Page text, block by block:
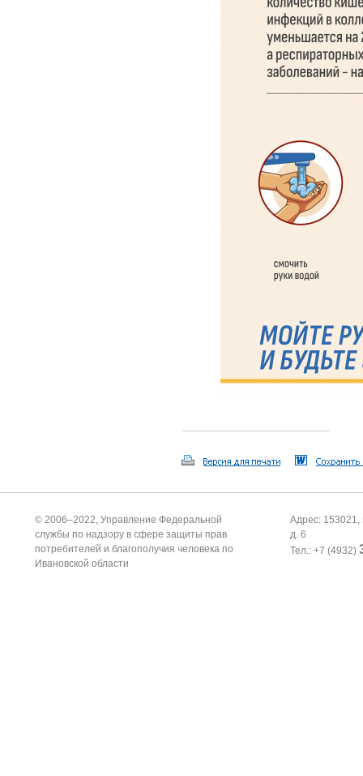
© 2006–2022, Управление Федеральной
службы по надзору в сфере защиты прав
потребителей и благополучия человека по
Ивановской области
Адрес: 153021,
д. 6
Тел.: +7 (4932)